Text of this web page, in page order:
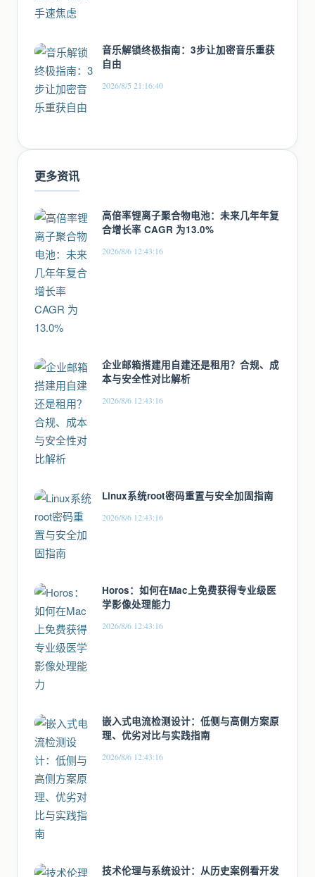
音乐解锁终极指南：3步让加密音乐重获
自由
2026/8/5 21:16:40
更多资讯
高倍率锂离子聚合物电池：未来几年年复
合增长率 CAGR 为13.0%
2026/8/6 12:43:16
企业邮箱搭建用自建还是租用？合规、成
本与安全性对比解析
2026/8/6 12:43:16
Linux系统root密码重置与安全加固指南
2026/8/6 12:43:16
Horos：如何在Mac上免费获得专业级医
学影像处理能力
2026/8/6 12:43:16
嵌入式电流检测设计：低侧与高侧方案原
理、优劣对比与实践指南
2026/8/6 12:43:16
技术伦理与系统设计：从历史案例看开发